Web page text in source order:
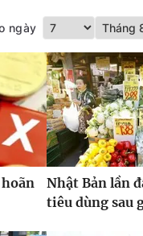
ngày
Nhật Bản lần
tiêu dùng sau